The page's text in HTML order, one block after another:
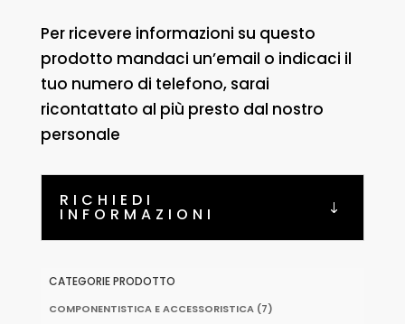
Per ricevere informazioni su questo
prodotto mandaci un’email o indicaci il
tuo numero di telefono, sarai
ricontattato al più presto dal nostro
personale
RICHIEDI
INFORMAZIONI
CATEGORIE PRODOTTO
COMPONENTISTICA E ACCESSORISTICA (7)